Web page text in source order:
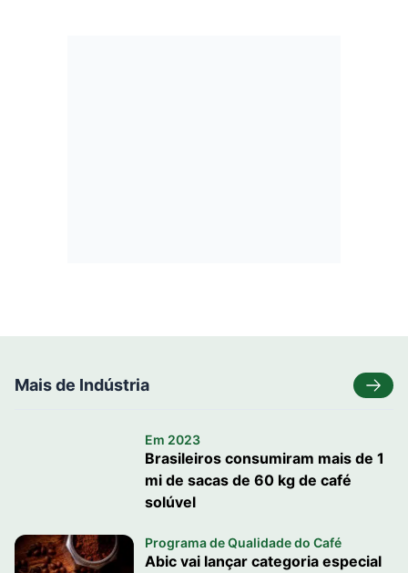
Mais de Indústria
Em 2023
Brasileiros consumiram mais de 1
mi de sacas de 60 kg de café
solúvel
Programa de Qualidade do Café
Abic vai lançar categoria especial